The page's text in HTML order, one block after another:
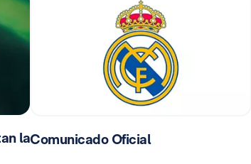
laComunicado Oficial